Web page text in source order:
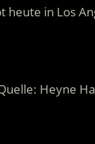
heute in Los
Heyne